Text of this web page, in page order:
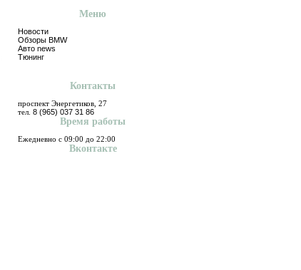
Меню
Новости
Обзоры BMW
Авто news
Тюнинг
Контакты
проспект Энергетиков, 27
тел. 8 (965) 037 31 86
Время работы
Ежедневно с 09:00 до 22:00
Вконтакте